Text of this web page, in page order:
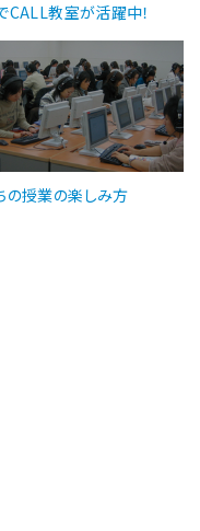
CALL教室が活躍中！
の授業の楽しみ方